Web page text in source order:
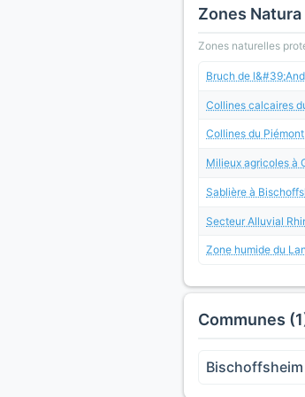
Zones
Zones naturelles
Bruch de
Collines calcaires
Collines du
Milieux agricoles à
Sablière à
Secteur Alluvial
Zone humide du
Communes
Bischoffsheim